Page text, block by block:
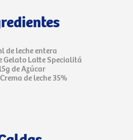
de leche entera
Gelato Latte Specialitá
de Azúcar
de leche 35%